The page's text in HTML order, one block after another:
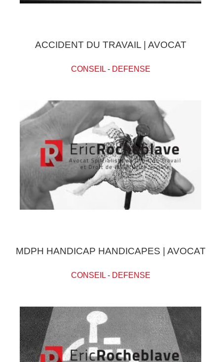
ACCIDENT DU TRAVAIL | AVOCAT
CONSEIL- DEFENSE
MDPH HANDICAP HANDICAPES | AVOCAT
CONSEIL- DEFENSE